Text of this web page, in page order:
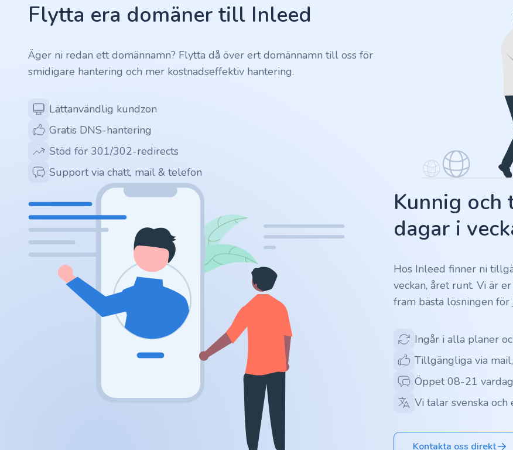
.management
.ws
.space
.io
.ru
.vc
.network
Flytta era domäner till Inleed
Äger ni redan ett domännamn? Flytta då över ert domännamn till oss för
smidigare hantering och mer kostnadseffektiv hantering.
Lättanvändlig kundzon
Gratis DNS-hantering
Stöd för 301/302-redirects
Support via chatt, mail & telefon
Kunnig
dagar i
Hos Inleed finner ni
veckan, året runt. Vi är
fram bästa lösningen för
Ingår i alla planer
Tillgängliga via
Öppet 08-21
Vi talar svenska och
Kontakta oss direkt